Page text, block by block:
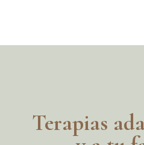
Terapias